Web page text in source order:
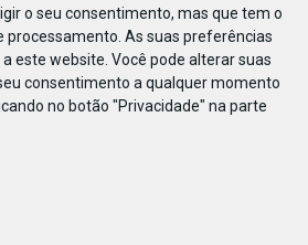
o seu consentimento, mas que tem o
processamento. As suas preferências
este website. Você pode alterar suas
consentimento a qualquer momento
no botão "Privacidade" na parte